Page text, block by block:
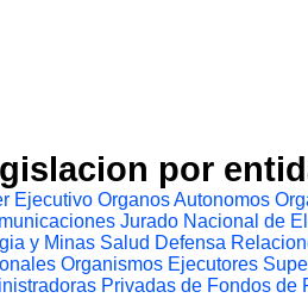
por
Ejecutivo Organos Autonomos
Jurado Nacional de
y Minas Salud Defensa
Organismos Ejecutores
Privadas de Fondos de